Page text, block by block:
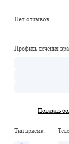
Нет отзывов
Профиль лечения
Показать
Тип приема: